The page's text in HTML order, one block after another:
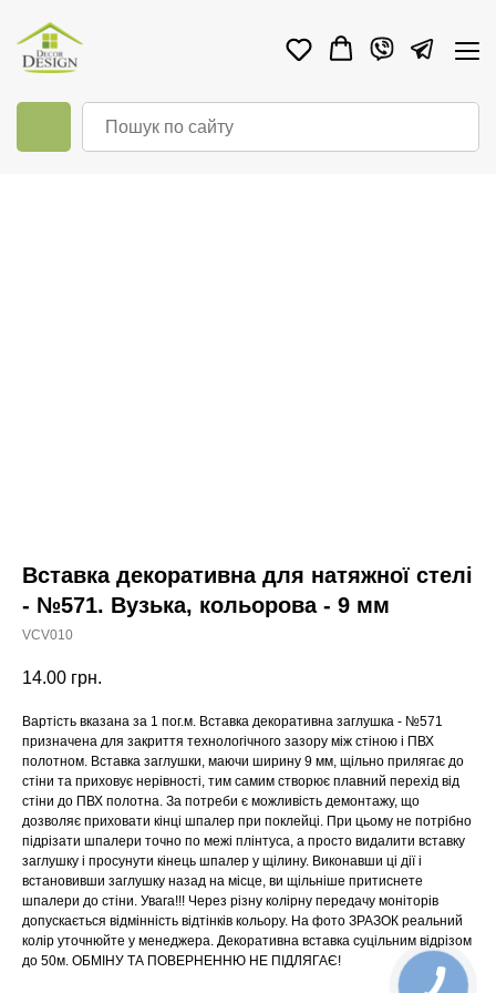
Вставка декоративна для натяжної стелі
- №571. Вузька, кольорова - 9 мм
VCV010
14.00 грн.
Вартість вказана за 1 пог.м. Вставка декоративна заглушка - №571
призначена для закриття технологічного зазору між стіною і ПВХ
полотном. Вставка заглушки, маючи ширину 9 мм, щільно прилягає до
стіни та приховує нерівності, тим самим створює плавний перехід від
стіни до ПВХ полотна. За потреби є можливість демонтажу, що
дозволяє приховати кінці шпалер при поклейці. При цьому не потрібно
підрізати шпалери точно по межі плінтуса, а просто видалити вставку
заглушку і просунути кінець шпалер у щілину. Виконавши ці дії і
встановивши заглушку назад на місце, ви щільніше притиснете
шпалери до стіни. Увага!!! Через різну колірну передачу моніторів
допускається відмінність відтінків кольору. На фото ЗРАЗОК реальний
колір уточнюйте у менеджера. Декоративна вставка суцільним відрізом
до 50м. ОБМІНУ ТА ПОВЕРНЕННЮ НЕ ПІДЛЯГАЄ!